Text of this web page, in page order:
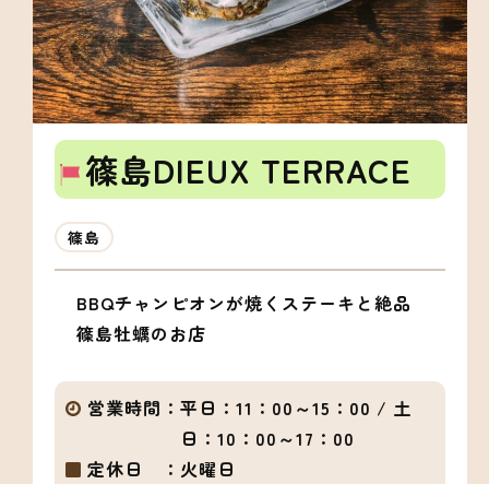
篠島DIEUX TERRACE
篠島
BBQチャンピオンが焼くステーキと絶品
篠島牡蠣のお店
営業時間： 平日：11：00～15：00 / 土
日：10：00～17：00
定休日 ： 火曜日